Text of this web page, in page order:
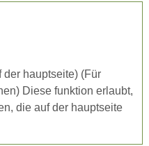
der hauptseite) (Für
Diese funktion erlaubt,
die auf der hauptseite